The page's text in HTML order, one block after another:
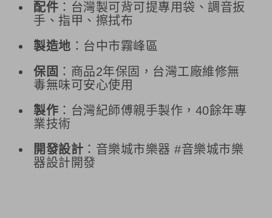
配件 ：台灣製可背可提專用袋、調音扳
手、指甲、擦拭布
製造地 ：台中市霧峰區
保固 ：商品2年保固，台灣工廠維修無
毒無味可安心使用
製作 ：台灣紀師傅親手製作，40餘年專
業技術
開發設計 ：音樂城市樂器 #音樂城市樂
器設計開發